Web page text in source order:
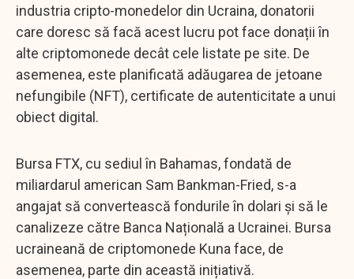
industria cripto-monedelor din Ucraina, donatorii
care doresc să facă acest lucru pot face donații în
alte criptomonede decât cele listate pe site. De
asemenea, este planificată adăugarea de jetoane
nefungibile (NFT), certificate de autenticitate a unui
obiect digital.
Bursa FTX, cu sediul în Bahamas, fondată de
miliardarul american Sam Bankman-Fried, s-a
angajat să convertească fondurile în dolari și să le
canalizeze către Banca Națională a Ucrainei. Bursa
ucraineană de criptomonede Kuna face, de
asemenea, parte din această inițiativă.